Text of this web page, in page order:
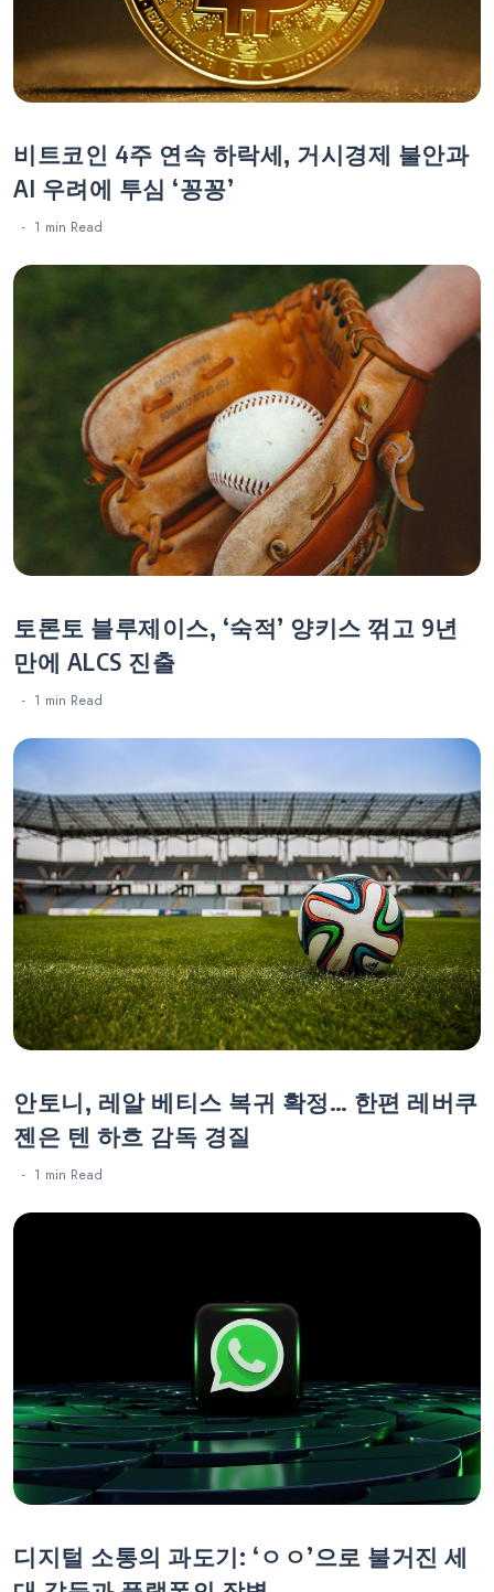
비트코인 4주 연속 하락세, 거시경제 불안과
AI 우려에 투심 ‘꽁꽁’
1 min Read
토론토 블루제이스, ‘숙적’ 양키스 꺾고 9년
만에 ALCS 진출
1 min Read
안토니, 레알 베티스 복귀 확정… 한편 레버쿠
젠은 텐 하흐 감독 경질
1 min Read
디지털 소통의 과도기: ‘ㅇㅇ’으로 불거진 세